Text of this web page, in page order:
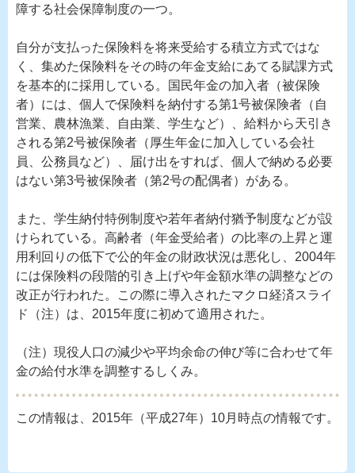
障する社会保障制度の一つ。
自分が支払った保険料を将来受給する積立方式ではな
く、集めた保険料をその時の年金支給にあてる賦課方式
を基本的に採用している。国民年金の加入者（被保険
者）には、個人で保険料を納付する第1号被保険者（自
営業、農林漁業、自由業、学生など）、給料から天引き
される第2号被保険者（厚生年金に加入している会社
員、公務員など）、届け出をすれば、個人で納める必要
はない第3号被保険者（第2号の配偶者）がある。
また、学生納付特例制度や若年者納付猶予制度などが設
けられている。高齢者（年金受給者）の比率の上昇と運
用利回りの低下で公的年金の財政状況は悪化し、2004年
には保険料の段階的引き上げや年金額水準の調整などの
改正が行われた。この際に導入されたマクロ経済スライ
ド（注）は、2015年度に初めて適用された。
（注）現役人口の減少や平均余命の伸び等に合わせて年
金の給付水準を調整するしくみ。
この情報は、2015年（平成27年）10月時点の情報です。